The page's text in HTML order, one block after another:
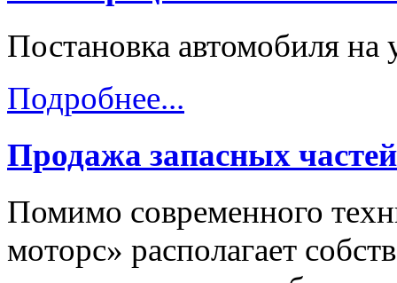
Постановка автомобиля на
Подробнее...
Продажа запасных
Помимо современного
моторс» располагает